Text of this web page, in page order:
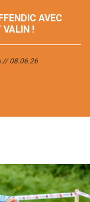
AVEC
VALIN !
08.06.26